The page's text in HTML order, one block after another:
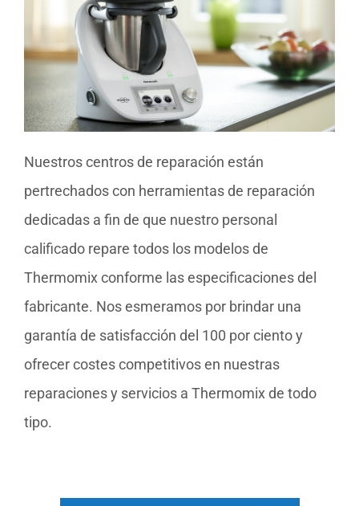
Nuestros centros de reparación están
pertrechados con herramientas de reparación
dedicadas a fin de que nuestro personal
calificado repare todos los modelos de
Thermomix conforme las especificaciones del
fabricante. Nos esmeramos por brindar una
garantía de satisfacción del 100 por ciento y
ofrecer costes competitivos en nuestras
reparaciones y servicios a Thermomix de todo
tipo.